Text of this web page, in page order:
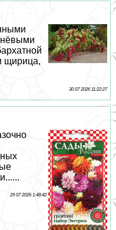
щирица,
30 07 2026 11:22:27
29 07 2026 1:48:42